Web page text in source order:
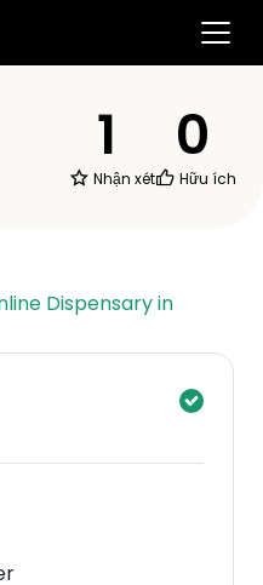
1
Nhận xét
0
Hữu ích
Dispensary in